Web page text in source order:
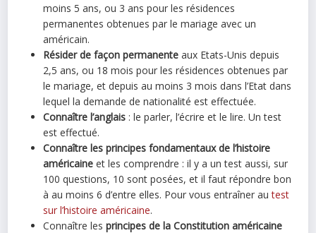
moins 5 ans, ou 3 ans pour les résidences
permanentes obtenues par le mariage avec un
américain.
Résider de façon permanente aux Etats-Unis depuis
2,5 ans, ou 18 mois pour les résidences obtenues par
le mariage, et depuis au moins 3 mois dans l’Etat dans
lequel la demande de nationalité est effectuée.
Connaître l’anglais : le parler, l’écrire et le lire. Un test
est effectué.
Connaître les principes fondamentaux de l’histoire
américaine et les comprendre : il y a un test aussi, sur
100 questions, 10 sont posées, et il faut répondre bon
à au moins 6 d’entre elles. Pour vous entraîner autest
sur l’histoire américaine.
Connaître lesprincipes de la Constitution américaine